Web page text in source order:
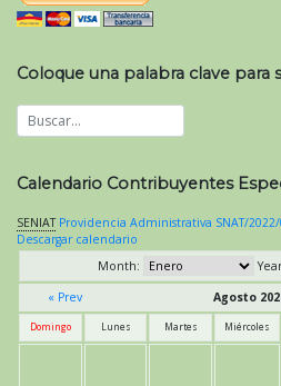
Coloque una palabra clave para
Calendario Contribuyentes
SENIAT Providencia Administrativa SNAT/2022/
Descargar calendario
Month:
« Prev
Agosto
Domingo Lunes Martes Miércoles